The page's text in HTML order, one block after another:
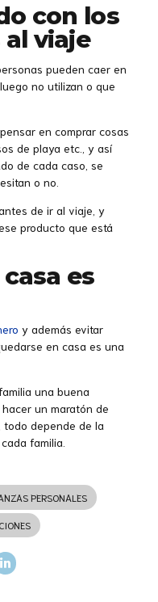
con los
viaje
pueden caer en
no utilizan o que
en comprar cosas
de playa etc., y así
de cada caso, se
o no.
de ir al viaje, y
producto que está
es
y además evitar
en casa es una
una buena
un maratón de
depende de la
familia.
PERSONALES